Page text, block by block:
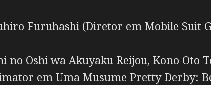
Furuhashi (Diretor em Mobile Suit
no Oshi wa Akuyaku Reijou, Kono Oto
em Uma Musume Pretty Derby: